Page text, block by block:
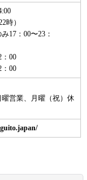
時）
17：00〜23：
00
00
営業、月曜（祝）休